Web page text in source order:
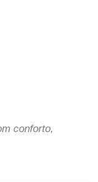
conforto,